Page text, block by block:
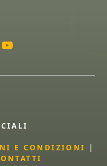
E CONDIZIONI |